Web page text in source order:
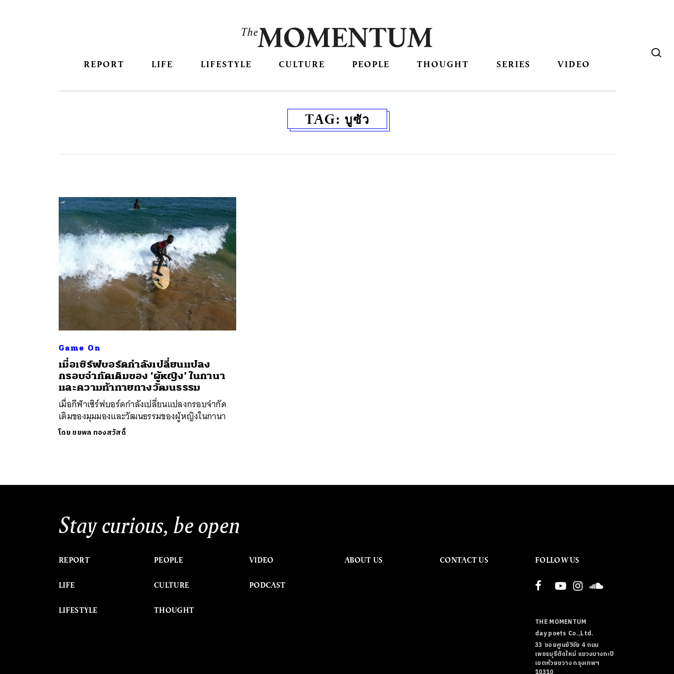
REPORT LIFE LIFESTYLE CULTURE PEOPLE THOUGHT SERIES VIDEO
TAG: บูซัว
Game On
เมื่อเซิร์ฟบอร์ดกำลังเปลี่ยนแปลง
กรอบจำกัดเดิมของ ‘ผู้หญิง’ ในกานา
และความท้าทายทางวัฒนธรรม
เมื่อกีฬาเซิร์ฟบอร์ดกำลังเปลี่ยนแปลงกรอบจำกัด
เดิมของมุมมองและวัฒนธรรมของผู้หญิงในกานา
โดย ชยพล ทองสวัสดิ์
Stay curious, be open
REPORT
LIFE
LIFESTYLE
PEOPLE
CULTURE
THOUGHT
VIDEO
PODCAST
ABOUT US CONTACT US FOLLOW US
THE MOMENTUM
day poets Co.,Ltd.
33 ซอยศูนย์วิจัย 4 ถนน
เพชรบุรีตัดใหม่ แขวงบางกะปิ
เขตห้วยขวาง กรุงเทพฯ